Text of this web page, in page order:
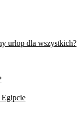
urlop dla wszystkich?
Egipcie